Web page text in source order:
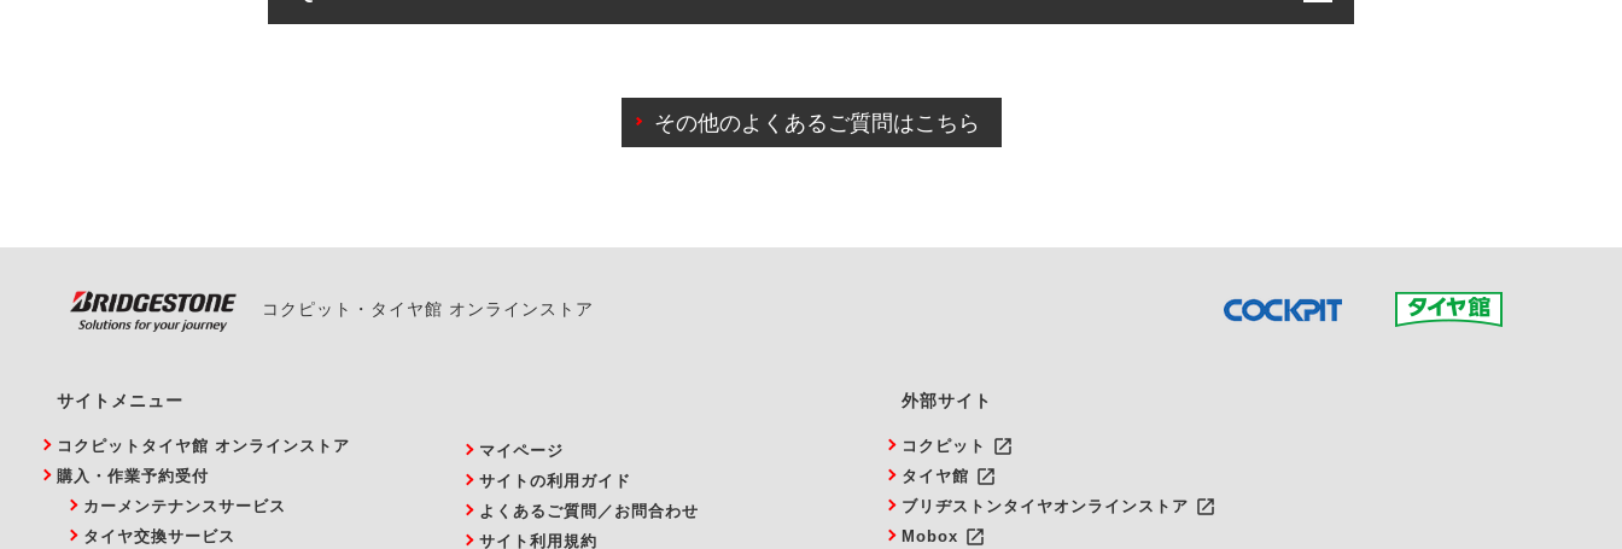
また、やむを得ない事由によりご予約のキャンセルをご希望の際は、直接ご予約いただいた店舗へご連絡くださ
その他のよくあるご質問はこちら
コクピット・タイヤ館 オンラインストア
サイトメニュー
コクピットタイヤ館 オンラインストア
購入・作業予約受付
カーメンテナンスサービス
タイヤ交換サービス
マイページ
サイトの利用ガイド
よくあるご質問／お問合わせ
サイト利用規約
外部サイト
コクピット launch
タイヤ館 launch
ブリヂストンタイヤオンラインストア launch
Mobox launch